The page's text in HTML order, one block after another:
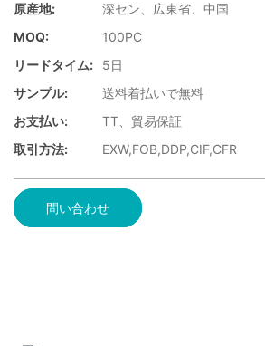
原産地:
深セン、広東省、中国
MOQ:
100PC
リードタイム:
5日
サンプル:
送料着払いで無料
お支払い:
TT、貿易保証
取引方法:
EXW,FOB,DDP,CIF,CFR
問い合わせ